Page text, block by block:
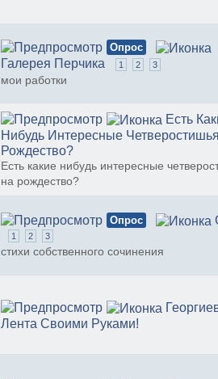
Опрос
Галерея Перчика 1 2 3
мои работки
Есть
Нибудь Интересные
Рождество?
Есть какие нибудь интересные
на рождество?
Опрос
1 2 3
стихи собственного сочинения
Лента Своими Руками!